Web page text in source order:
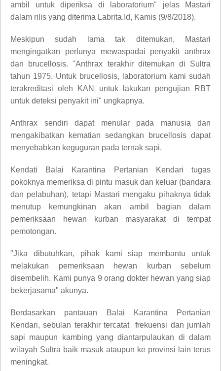
ambil untuk diperiksa di laboratorium" jelas Mastari
dalam rilis yang diterima Labrita.Id, Kamis (9/8/2018).
Meskipun sudah lama tak ditemukan, Mastari
mengingatkan perlunya mewaspadai penyakit anthrax
dan brucellosis. "Anthrax terakhir ditemukan di Sultra
tahun 1975. Untuk brucellosis, laboratorium kami sudah
terakreditasi oleh KAN untuk lakukan pengujian RBT
untuk deteksi penyakit ini" ungkapnya.
Anthrax sendiri dapat menular pada manusia dan
mengakibatkan kematian sedangkan brucellosis dapat
menyebabkan keguguran pada ternak sapi.
Kendati Balai Karantina Pertanian Kendari tugas
pokoknya memeriksa di pintu masuk dan keluar (bandara
dan pelabuhan), tetapi Mastari mengaku pihaknya tidak
menutup kemungkinan akan ambil bagian dalam
pemeriksaan hewan kurban masyarakat di tempat
pemotongan.
"Jika dibutuhkan, pihak kami siap membantu untuk
melakukan pemeriksaan hewan kurban sebelum
disembelih. Kami punya 9 orang dokter hewan yang siap
bekerjasama" akunya.
Berdasarkan pantauan Balai Karantina Pertanian
Kendari, sebulan terakhir tercatat frekuensi dan jumlah
sapi maupun kambing yang diantarpulaukan di dalam
wilayah Sultra baik masuk ataupun ke provinsi lain terus
meningkat.